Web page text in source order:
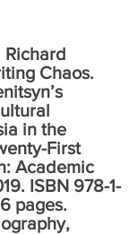
Richard
Chaos.
in the
First
Academic
ISBN 978-1-
pages.